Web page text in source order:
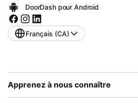
DoorDash pour Android
Français (CA)
Apprenez à nous connaître